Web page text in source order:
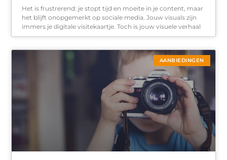
Het is frustrerend: je stopt tijd en moeite in je content, maar
het blijft onopgemerkt op sociale media. Jouw visuals zijn
immers je digitale visitekaartje. Toch is jouw visuele verhaal
AANBIEDINGEN